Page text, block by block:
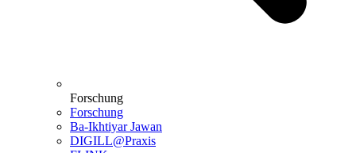
Forschung
Forschung
Ba-Ikhtiyar Jawan
DIGILL@Praxis